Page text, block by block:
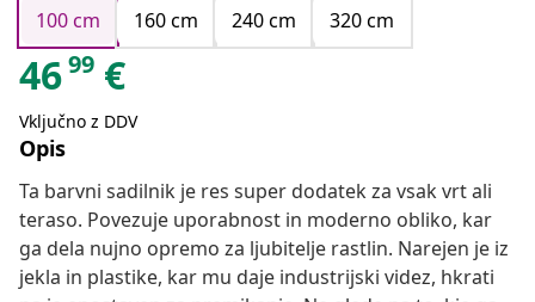
100 cm
160 cm 240 cm 320 cm
4699 €
Vključno z DDV
Opis
Ta barvni sadilnik je res super dodatek za vsak vrt ali
teraso. Povezuje uporabnost in moderno obliko, kar
ga dela nujno opremo za ljubitelje rastlin. Narejen je iz
jekla in plastike, kar mu daje industrijski videz, hkrati